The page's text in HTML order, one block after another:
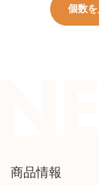
個数
商品情報